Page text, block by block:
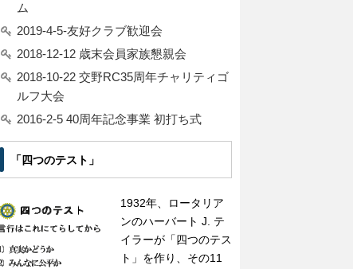
ム
2019-4-5-友好クラブ歓迎会
2018-12-12 歳末会員家族懇親会
2018-10-22 交野RC35周年チャリティゴ
ルフ大会
2016-2-5 40周年記念事業 初打ち式
「四つのテスト」
1932年、ロータリア
ンのハーバート J. テ
イラーが「四つのテス
ト」を作り、その11